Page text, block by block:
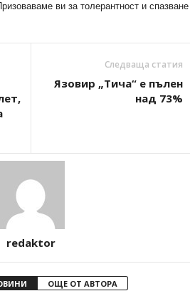
ви за толерантност и спазване
Следваща статия
Язовир „Тича“ е пълен
над 73%
redaktor
ОЩЕ ОТ АВТОРА